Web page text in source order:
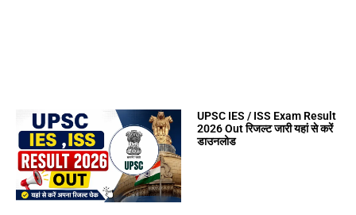
UPSC IES / ISS Exam Result
2026 Out रिजल्ट जारी यहां से करें
डाउनलोड